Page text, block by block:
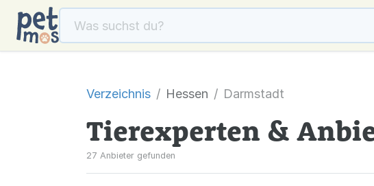
Verzeichnis Hessen Darmstadt
Tierexperten &
27 Anbieter gefunden